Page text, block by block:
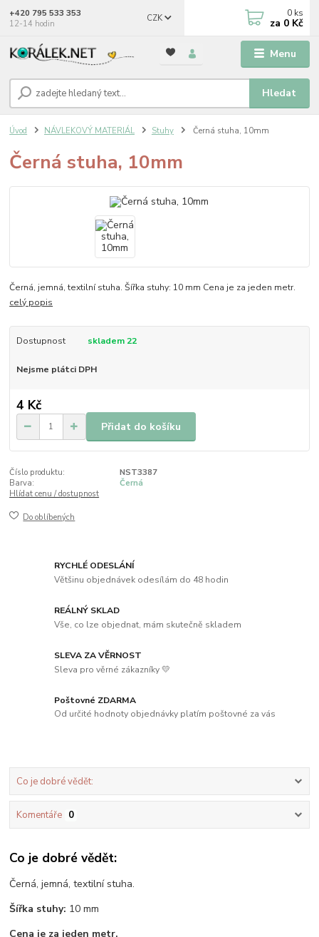
Menu
CZK
Hledat
+420 795 533 353
12-14 hodin
0 ks
za 0 Kč
Úvod NÁVLEKOVÝ MATERIÁL Stuhy Černá stuha, 10mm
Černá stuha, 10mm
Černá, jemná, textilní stuha. Šířka stuhy: 10 mm Cena je za jeden metr.
celý popis
Dostupnost skladem 22
Nejsme plátci DPH
4 Kč
Přidat do košíku
Číslo produktu:
NST3387
Barva:
Černá
Hlídat cenu / dostupnost
Do oblíbených
RYCHLÉ ODESLÁNÍ
Většinu objednávek odesílám do 48 hodin
REÁLNÝ SKLAD
Vše, co lze objednat, mám skutečně skladem
SLEVA ZA VĚRNOST
Sleva pro věrné zákazníky 💛
Poštovné ZDARMA
Od určité hodnoty objednávky platím poštovné za vás
Co je dobré vědět:
Komentáře 0
Co je dobré vědět:
Černá, jemná, textilní stuha.
Šířka stuhy: 10 mm
Cena je za jeden metr.